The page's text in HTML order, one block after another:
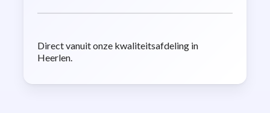
Direct vanuit onze kwaliteitsafdeling in
Heerlen.